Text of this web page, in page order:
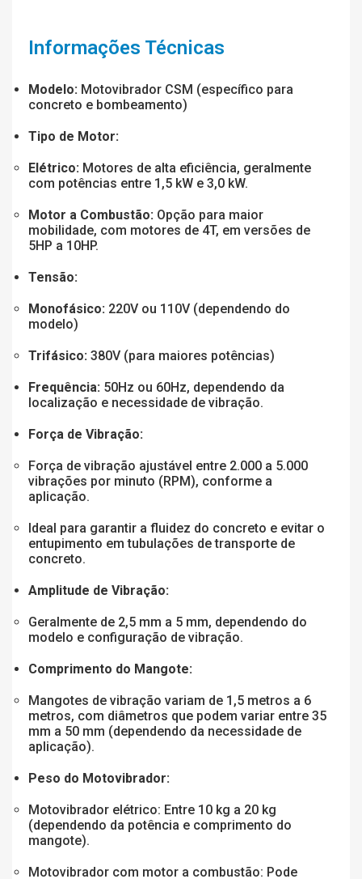
Informações Técnicas
Modelo: Motovibrador CSM (específico para
concreto e bombeamento)
Tipo de Motor:
Elétrico: Motores de alta eficiência, geralmente
com potências entre 1,5 kW e 3,0 kW.
Motor a Combustão: Opção para maior
mobilidade, com motores de 4T, em versões de
5HP a 10HP.
Tensão:
Monofásico: 220V ou 110V (dependendo do
modelo)
Trifásico: 380V (para maiores potências)
Frequência: 50Hz ou 60Hz, dependendo da
localização e necessidade de vibração.
Força de Vibração:
Força de vibração ajustável entre 2.000 a 5.000
vibrações por minuto (RPM), conforme a
aplicação.
Ideal para garantir a fluidez do concreto e evitar o
entupimento em tubulações de transporte de
concreto.
Amplitude de Vibração:
Geralmente de 2,5 mm a 5 mm, dependendo do
modelo e configuração de vibração.
Comprimento do Mangote:
Mangotes de vibração variam de 1,5 metros a 6
metros, com diâmetros que podem variar entre 35
mm a 50 mm (dependendo da necessidade de
aplicação).
Peso do Motovibrador:
Motovibrador elétrico: Entre 10 kg a 20 kg
(dependendo da potência e comprimento do
mangote).
Motovibrador com motor a combustão: Pode